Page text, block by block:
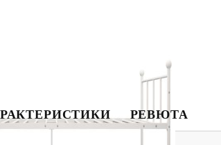
РЕВЮТА